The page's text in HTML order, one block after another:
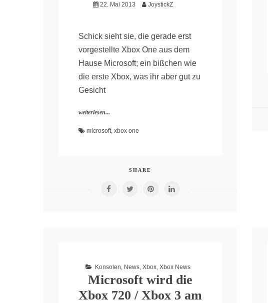
22. Mai 2013 JoystickZ
Schick sieht sie, die gerade erst
vorgestellte Xbox One aus dem
Hause Microsoft; ein bißchen wie
die erste Xbox, was ihr aber gut zu
Gesicht
weiterlesen...
microsoft, xbox one
SHARE
Konsolen, News, Xbox, Xbox News
Microsoft wird die
Xbox 720 / Xbox 3 am